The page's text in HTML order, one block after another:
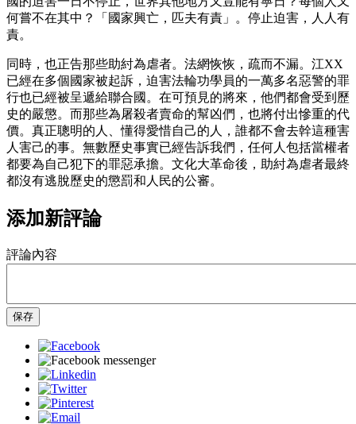
何嘗不在其中？「國家興亡，匹夫有責」。停止迫害，人人有
責。
同時，也正告那些助紂為虐者。法網恢恢，疏而不漏。江XX
已經在多個國家被起訴，迫害法輪功學員的一萬多名惡警的罪
行也已經被呈遞給聯合國。在可預見的將來，他們都會受到歷
史的嚴懲。而那些為屠殺者賣命的幫凶們，也將付出慘重的代
價。真正聰明的人、懂得愛惜自己的人，誰都不會去幹這種害
人害己的事。無數歷史事實已經告訴我們，任何人包括當權者
都要為自己犯下的罪惡承擔。文化大革命後，助紂為虐者最終
都沒有逃脫歷史的懲罰和人民的公審。
添加新評論
評論內容
保存